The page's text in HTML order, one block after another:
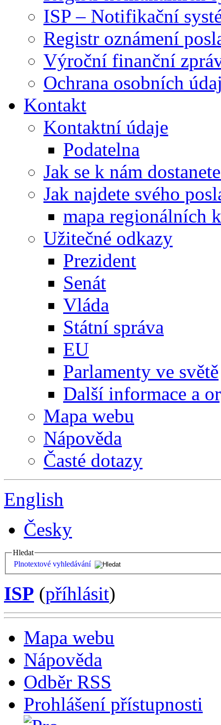
ISP – Notifikační
Registr oznámení
Výroční finanční
Ochrana osobních
Kontakt
Kontaktní údaje
Podatelna
Jak se k nám
Jak najdete svého
mapa regionálních
Užitečné odkazy
Prezident
Senát
Vláda
Státní správa
EU
Parlamenty ve světě
Další informace a
Mapa webu
Nápověda
Časté dotazy
English
Česky
Hledat
Plnotextové vyhledávání
ISP (příhlásit)
Mapa webu
Nápověda
Odběr RSS
Prohlášení přístupnosti